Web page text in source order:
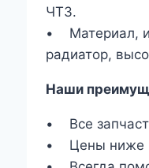
ЧТЗ.
• Материал,
радиатор,
Наши
• Все
• Цены ниже